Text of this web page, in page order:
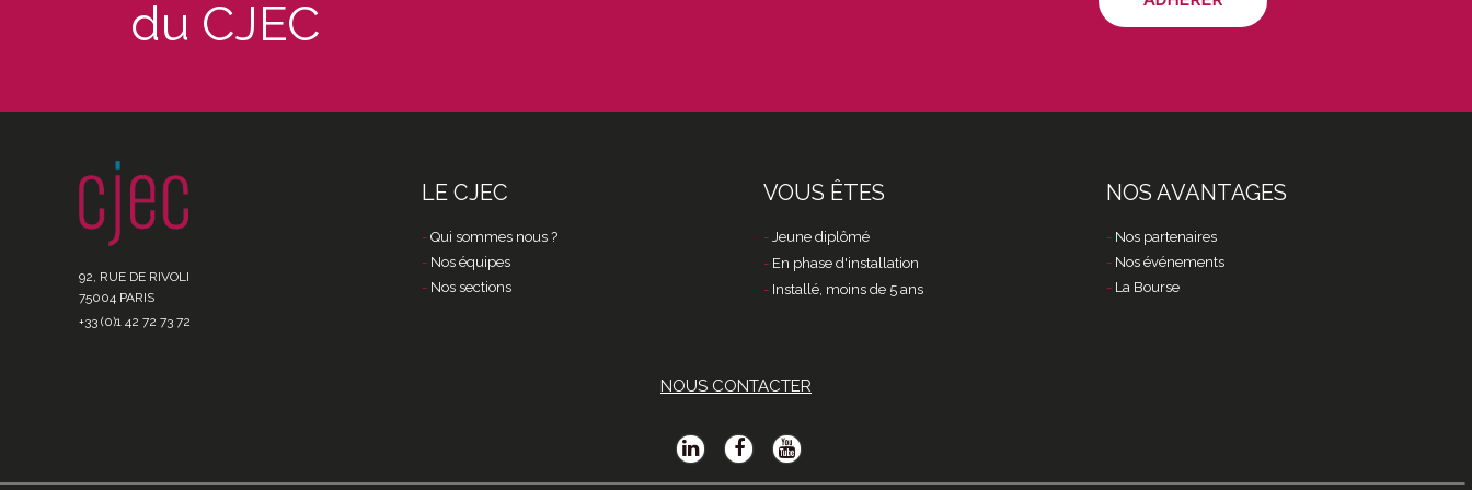
du CJEC
92, RUE DE RIVOLI
75004 PARIS
+33 (0)1 42 72 73 72
LE CJEC
Qui sommes nous ?
Nos équipes
Nos sections
VOUS ÊTES
Jeune diplômé
En phase d'installation
Installé, moins de 5 ans
NOS AVANTAGES
Nos partenaires
Nos événements
La Bourse
NOUS CONTACTER